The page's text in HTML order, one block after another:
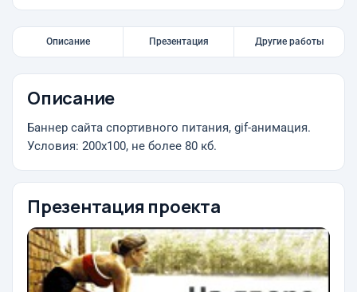
Описание Презентация Другие работы
Описание
Баннер сайта спортивного питания, gif-анимация.
Условия: 200x100, не более 80 кб.
Презентация проекта